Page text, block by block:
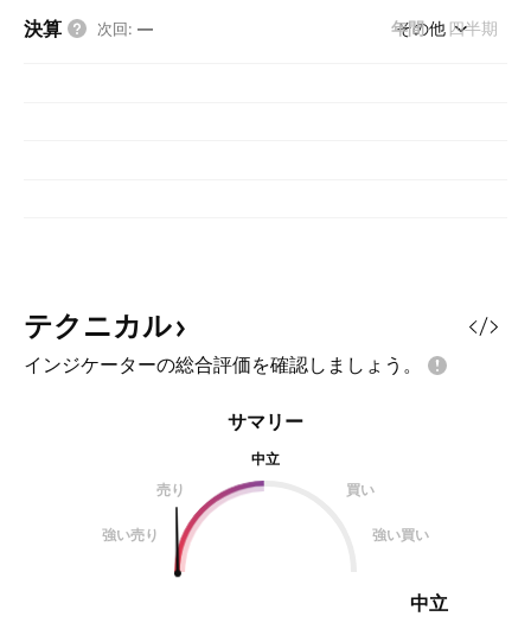
決算 次回: — 年間 四半期
その他
テクニカル
インジケーターの総合評価を確認しましょう。
サマリー
中立
売り
買い
強い売り 強い買い
中立